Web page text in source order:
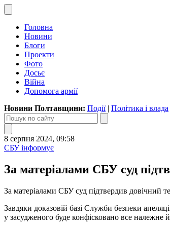
Головна
Новини
Блоги
Проекти
Фото
Досьє
Війна
Допомога армії
Новини Полтавщини: Події| Політика і влада
8 серпня 2024, 09:58
СБУ інформує
За матеріалами СБУ суд
За матеріалами СБУ суд підтвердив довічний
Завдяки доказовій базі Служби безпеки
у засудженого буде конфісковано все належне